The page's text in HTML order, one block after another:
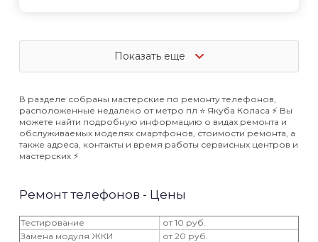
Показать еще
В разделе собраны мастерские по ремонту телефонов,
расположенные недалеко от метро пл ⭐️ Якуба Коласа ⚡️ Вы
можете найти подробную информацию о видах ремонта и
обслуживаемых моделях смартфонов, стоимости ремонта, а
также адреса, контакты и время работы сервисных центров и
мастерских ⚡️
Ремонт телефонов - Цены
Тестирование
от 10 руб.
Замена модуля ЖКИ
от 20 руб.